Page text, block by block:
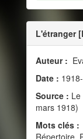
L'étranger
Auteur :
Date :
Source :
mars 1918)
Mots clés :
Répertoire,